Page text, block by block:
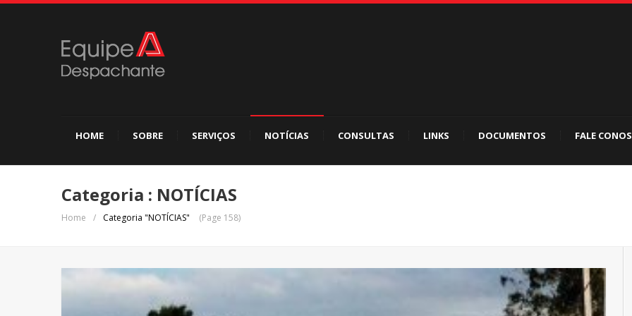
HOME SOBRE SERVIÇOS NOTÍCIAS CONSULTAS LINKS DOCUMENTOS FALE
Categoria : NOTÍCIAS
Home / Categoria "NOTÍCIAS" (Page 158)